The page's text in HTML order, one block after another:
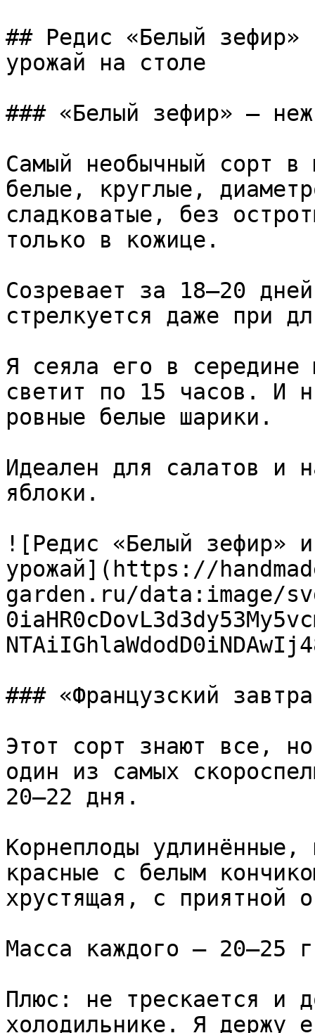
## Редис «Белый
урожай на столе
### «Белый зефир» —
Самый необычный сорт в
белые, круглые,
сладковатые, без
только в кожице.
Созревает за 18–20
стрелкуется даже при
Я сеяла его в
светит по 15 часов. И
ровные белые шарики.
Идеален для салатов и
яблоки.
![Редис «Белый зефир»
урожай](https://
garden.ru/data:image/
### «Французский
Этот сорт знают все,
один из самых
20–22 дня.
Корнеплоды
красные с белым
хрустящая, с приятной
Масса каждого —
Плюс: не трескается и
холодильнике. Я держу